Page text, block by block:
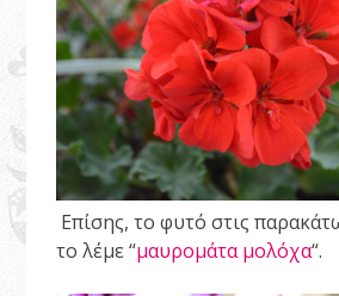
Επίσης, το φυτό στις
το λέμε “μαυρομάτα μολόχα“.